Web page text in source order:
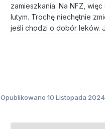
zamieszkania. Na NFZ,
lutym. Trochę niechętnie
jeśli chodzi o dobór leków.
Opublikowano 10 Listopada 2024